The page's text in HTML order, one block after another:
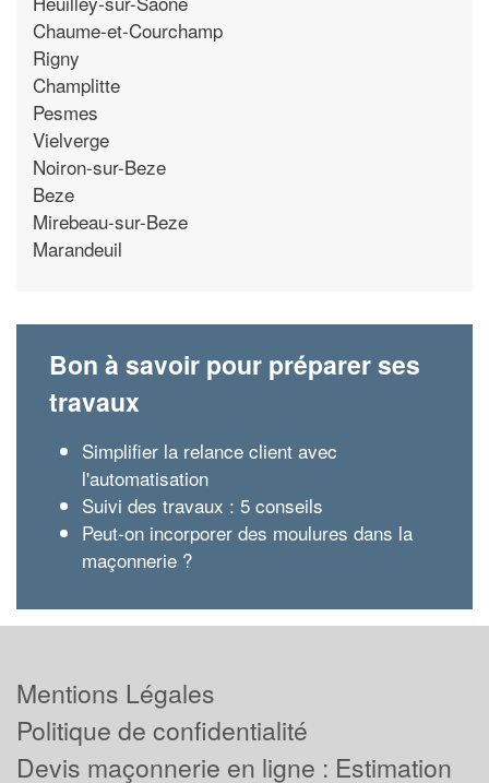
Chaume-et-Courchamp
Rigny
Champlitte
Pesmes
Vielverge
Noiron-sur-Beze
Beze
Mirebeau-sur-Beze
Marandeuil
Bon à savoir pour préparer ses
travaux
Simplifier la relance client avec
l'automatisation
Suivi des travaux : 5 conseils
Peut-on incorporer des moulures dans la
maçonnerie ?
Mentions Légales
Politique de confidentialité
Devis maçonnerie en ligne : Estimation